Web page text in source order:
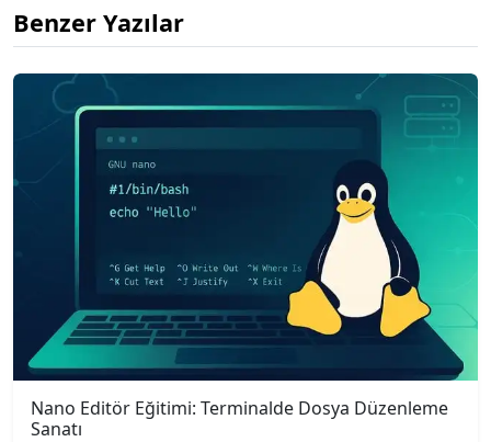
Benzer Yazılar
Nano Editör Eğitimi: Terminalde Dosya Düzenleme
Sanatı